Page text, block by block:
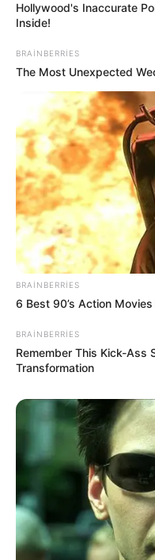
14:59 / 06 Avqust 2026
İşçini ərizə
olarmı? –
9
14:58 / 06 Avqust 2026
Məleykə
abituriyentlərə
Hollywood's Inaccurate
Inside!
BRAINBERRIES
The Most Unexpected
BRAINBERRIES
6 Best 90’s Action
BRAINBERRIES
Remember This Kick-Ass
Transformation